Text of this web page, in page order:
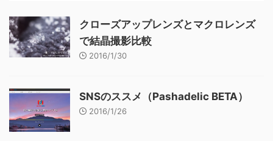
クローズアップレンズとマクロレンズ
で結晶撮影比較
2016/1/30
SNSのススメ（Pashadelic BETA）
2016/1/26